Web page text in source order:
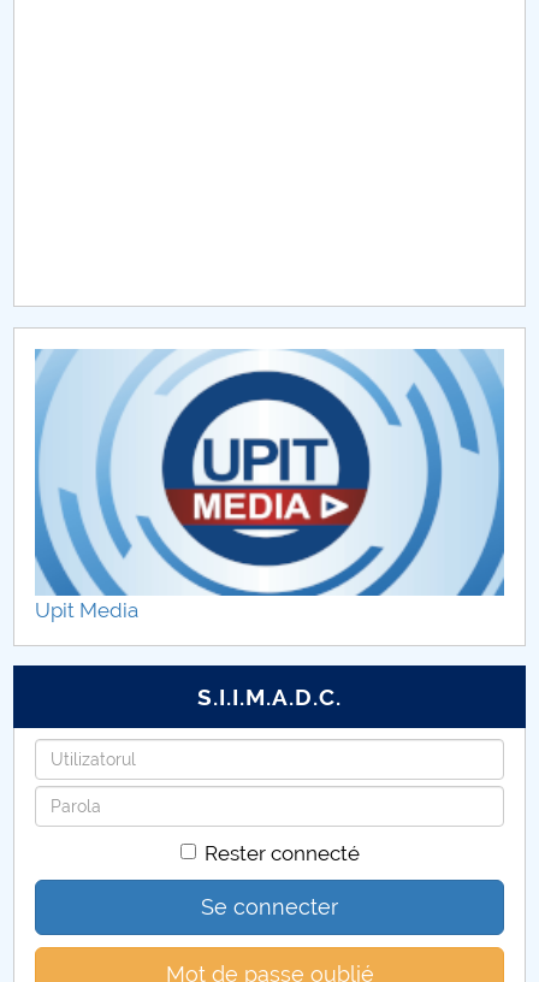
CAR2026
MENIU CANTINA
Formulare Studenti
Formulare Proiect Licență/Disertație
Formulare Absolvenți
Upit Media
S.I.I.M.A.D.C.
Identifiant
Mot
de
Rester connecté
Se connecter
Mot de passe oublié